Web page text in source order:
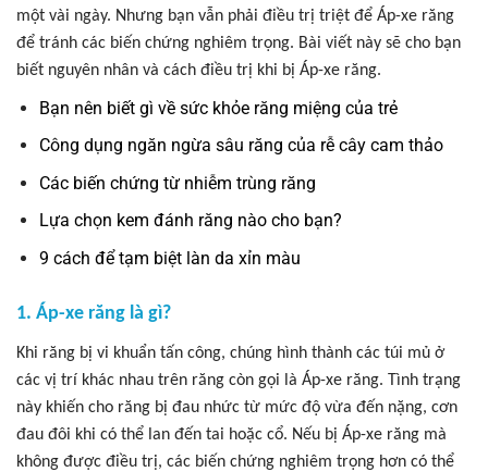
một vài ngày. Nhưng bạn vẫn phải điều trị triệt để Áp-xe răng
để tránh các biến chứng nghiêm trọng. Bài viết này sẽ cho bạn
biết nguyên nhân và cách điều trị khi bị Áp-xe răng.
Bạn nên biết gì về sức khỏe răng miệng của trẻ
Công dụng ngăn ngừa sâu răng của rễ cây cam thảo
Các biến chứng từ nhiễm trùng răng
Lựa chọn kem đánh răng nào cho bạn?
9 cách để tạm biệt làn da xỉn màu
1. Áp-xe răng là gì?
Khi răng bị vi khuẩn tấn công, chúng hình thành các túi mủ ở
các vị trí khác nhau trên răng còn gọi là Áp-xe răng. Tình trạng
này khiến cho răng bị đau nhức từ mức độ vừa đến nặng, cơn
đau đôi khi có thể lan đến tai hoặc cổ. Nếu bị Áp-xe răng mà
không được điều trị, các biến chứng nghiêm trọng hơn có thể